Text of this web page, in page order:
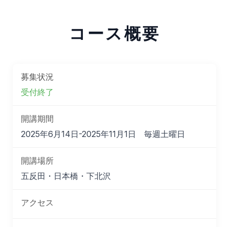
コース概要
募集状況
受付終了
開講期間
2025年6月14日-2025年11月1日 毎週土曜日
開講場所
五反田・日本橋・下北沢
アクセス